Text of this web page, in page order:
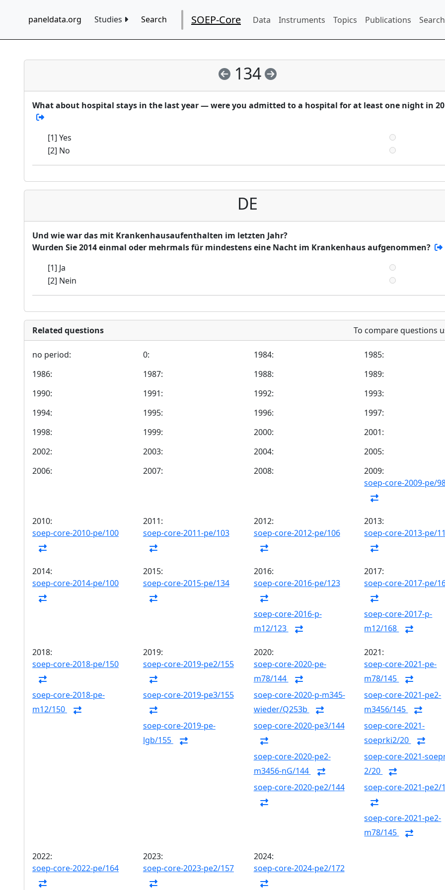
paneldata.org Studies Search SOEP-Core Data Instruments Topics Publications
134
What about hospital stays in the last year — were you admitted to a hospital for at least one night in
[1] Yes
[2] No
DE
Und wie war das mit Krankenhausaufenthalten im letzten Jahr?
Wurden Sie 2014 einmal oder mehrmals für mindestens eine Nacht im Krankenhaus aufgenommen?
[1] Ja
[2] Nein
Related questions To compare questions
no period: 0: 1984:
1985:
1986:
1987: 1988:
1989:
1990:
1991: 1992:
1993:
1994:
1995: 1996:
1997:
1998:
1999: 2000:
2001:
2002:
2003: 2004:
2005:
2006:
2007: 2008:
2009:
soep-core-2009-pe/
2010:
soep-core-2010-pe/100
2011:
soep-core-2011-pe/103
2012:
soep-core-2012-pe/106
2013:
soep-core-2013-pe/
2014:
soep-core-2014-pe/100
2015:
soep-core-2015-pe/134
2016:
soep-core-2016-pe/123
soep-core-2016-p-
m12/123
2017:
soep-core-2017-pe/
soep-core-2017-p-
m12/168
2018:
soep-core-2018-pe/150
soep-core-2018-pe-
m12/150
2019:
soep-core-2019-pe2/155
soep-core-2019-pe3/155
soep-core-2019-pe-
lgb/155
2020:
soep-core-2020-pe-
m78/144
soep-core-2020-p-m345-
wieder/Q253b
soep-core-2020-pe3/144
soep-core-2020-pe2-
m3456-nG/144
soep-core-2020-pe2/144
2021:
soep-core-2021-pe-
m78/145
soep-core-2021-pe2-
m3456/145
soep-core-2021-
soeprki2/20
soep-core-2021-
2/20
soep-core-2021-pe2/
soep-core-2021-pe2-
m78/145
2022:
soep-core-2022-pe/164
2023:
soep-core-2023-pe2/157
2024:
soep-core-2024-pe2/172